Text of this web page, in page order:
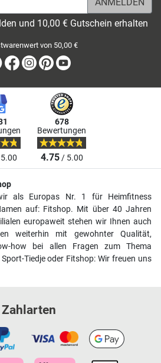
und 10,00 € Gutschein erhalten
von 50,00 €
BlogFacebook
Instagram
Pinterest
678
Bewertungen
4.75/ 5.00
als Europas Nr. 1 für Heimfitness
auf: Fitshop. Mit über 40 Jahren
europaweit stehen wir Ihnen auch
weiterhin mit gewohnter Qualität,
how bei allen Fragen zum Thema
Tiedje oder Fitshop: Wir freuen uns
Zahlarten